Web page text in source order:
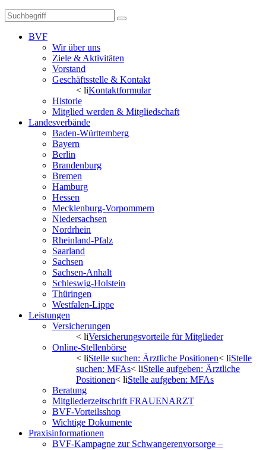
BVF
Wir über uns
Ziele & Aktivitäten
Vorstand
Geschäftsstelle & Kontakt
< liKontaktformular
Historie
Mitglied werden & Mitgliedschaft
Landesverbände
Baden-Württemberg
Bayern
Berlin
Brandenburg
Bremen
Hamburg
Hessen
Mecklenburg-Vorpommern
Niedersachsen
Nordrhein
Rheinland-Pfalz
Saarland
Sachsen
Sachsen-Anhalt
Schleswig-Holstein
Thüringen
Westfalen-Lippe
Leistungen
Versicherungen
< liVersicherungsvorteile für Mitglieder
Online-Stellenbörse
< liStelle suchen: Ärztliche Positionen< liStelle
suchen: MFAs< liStelle aufgeben: Ärztliche
Positionen< liStelle aufgeben: MFAs
Beratung
Mitgliederzeitschrift FRAUENARZT
BVF-Vorteilsshop
Wichtige Dokumente
Praxisinformationen
BVF-Kampagne zur Schwangerenvorsorge –